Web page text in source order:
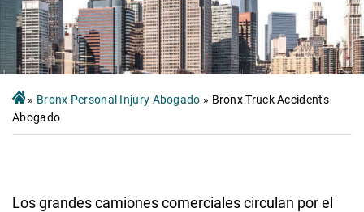
» Bronx Personal Injury Abogado » Bronx Truck Accidents
Abogado
Los grandes camiones comerciales circulan por el